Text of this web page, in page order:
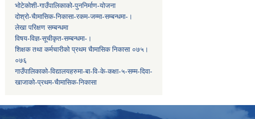
भोटेकोशी-गाउँपालिकाको-पुननिर्माण-योजना
दोश्रो-चैामासिक-निकासा-रकम-जम्मा-सम्बन्धमा-।
लेखा परिक्षण सम्बन्धमा
विषय-विज्ञ-सूचीकृत-सम्बन्धमा-।
शिक्षक तथा कर्मचारीको प्रथम च‌ैामासिक निकासा ०७५।
०७६
गाउँपालिकाको-विद्यालयहरुमा-बा-वि-के-कक्षा-५-सम्म-दिवा-
खाजाको-प्रथम-चैामासिक-निकासा